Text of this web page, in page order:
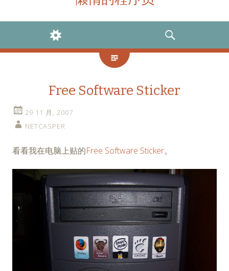
WIDGETS
SEARCH
Free Software Sticker
29 11 月, 2007
NETCASPER
看看我在电脑上贴的Free Software Sticker。